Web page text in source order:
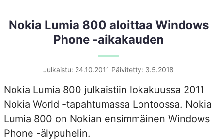
Nokia Lumia 800 aloittaa Windows
Phone -aikakauden
Julkaistu: 24.10.2011 Päivitetty: 3.5.2018
Nokia Lumia 800 julkaistiin lokakuussa 2011
Nokia World -tapahtumassa Lontoossa. Nokia
Lumia 800 on Nokian ensimmäinen Windows
Phone -älypuhelin.